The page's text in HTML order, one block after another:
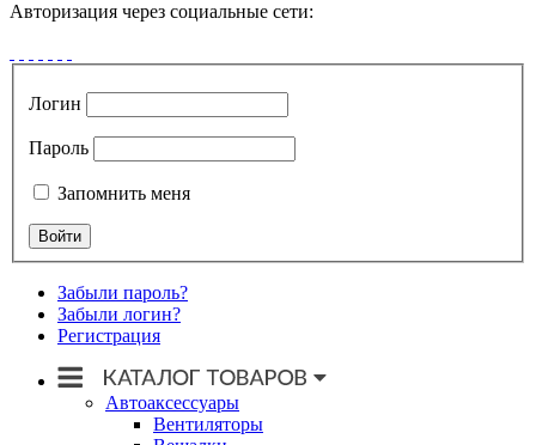
Авторизация через социальные сети:
Логин
Пароль
Запомнить меня
Забыли пароль?
Забыли логин?
Регистрация
Автоаксессуары
Вентиляторы